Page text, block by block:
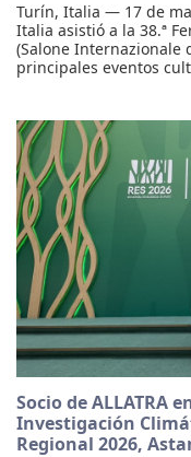
Turín, Italia — 17 de
Italia asistió a la 38.ª
(Salone Internazionale
principales eventos
Socio de ALLATRA
Investigación
Regional 2026,